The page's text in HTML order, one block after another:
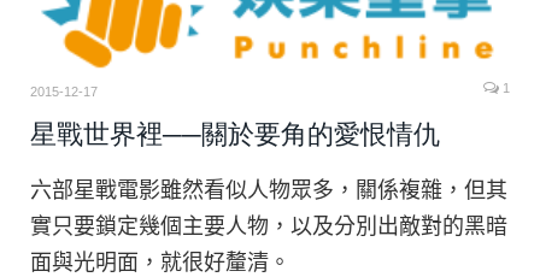
2015-12-17 1
星戰世界裡──關於要角的愛恨情仇
六部星戰電影雖然看似人物眾多，關係複雜，但其
實只要鎖定幾個主要人物，以及分別出敵對的黑暗
面與光明面，就很好釐清。